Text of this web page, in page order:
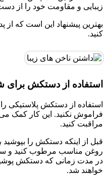
زیبایی و مقاومت خود را از
بهترین پیشنهاد این است که از
کنید.
استفاده از دستکش
استفاده از دستکش پلاستیکی
فراموش نکنید. این کار کمک
مراقبت کنید.
قبل از اینکه دستکش را
روغن مناسب مرطوب کنید و
در مدت زمانی که دستکش
خواهند شد.